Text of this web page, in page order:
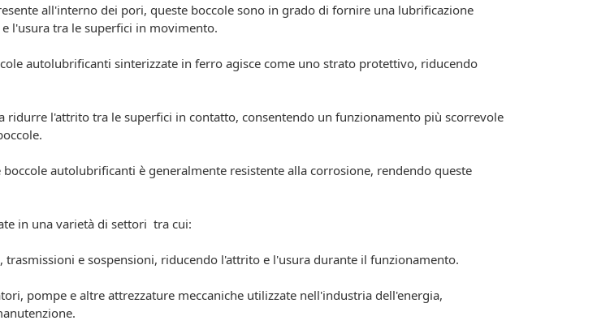
all'interno dei pori, queste boccole sono in grado di fornire una lubrificazione
l'usura tra le superfici in movimento.
autolubrificanti sinterizzate in ferro agisce come uno strato protettivo, riducendo
l'attrito tra le superfici in contatto, consentendo un funzionamento più scorrevole
autolubrificanti è generalmente resistente alla corrosione, rendendo queste
in una varietà di settori tra cui:
e sospensioni, riducendo l'attrito e l'usura durante il funzionamento.
pompe e altre attrezzature meccaniche utilizzate nell'industria dell'energia,